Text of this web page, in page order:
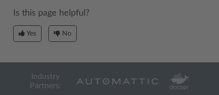
Is this page helpful?
Yes No
Industry
Partners: